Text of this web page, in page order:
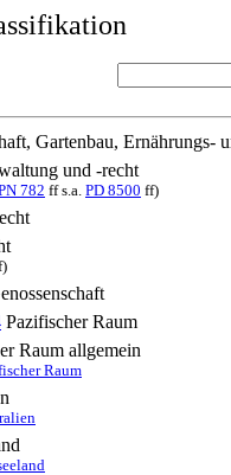
Gartenbau, Ernährungs-
und -recht
782 ff s.a. PD 8500 ff)
Pazifischer Raum
Raum allgemein
Raum